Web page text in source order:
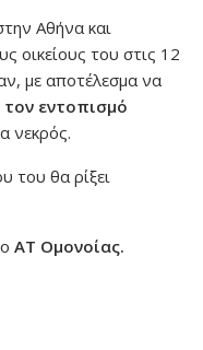
Αθήνα και
οικείους του στις 12
με αποτέλεσμα να
τον εντοπισμό
νεκρός.
του θα ρίξει
ΑΤ Ομονοίας.